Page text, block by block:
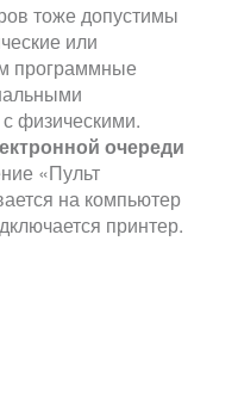
тоже допустимы
или
программные
физическими.
очереди
«Пульт
на компьютер
принтер.